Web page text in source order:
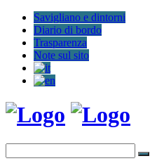
Savigliano e dintorni
Diario di bordo
Trasparenza
Note sul sito